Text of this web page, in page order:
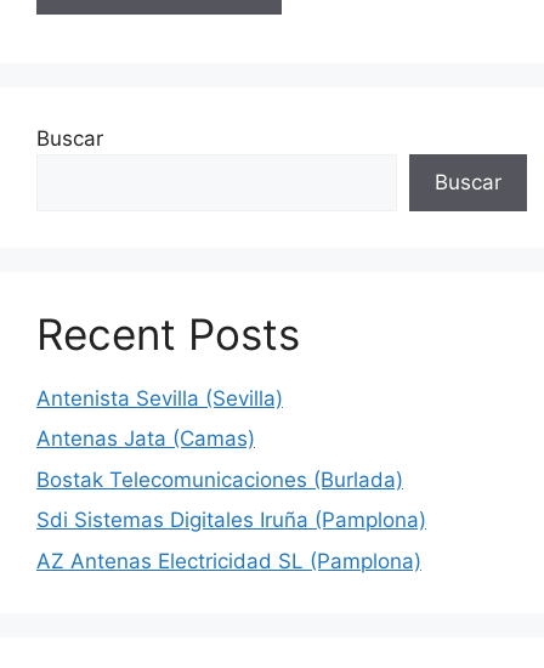
Buscar
Buscar
Recent Posts
Antenista Sevilla (Sevilla)
Antenas Jata (Camas)
Bostak Telecomunicaciones (Burlada)
Sdi Sistemas Digitales Iruña (Pamplona)
AZ Antenas Electricidad SL (Pamplona)